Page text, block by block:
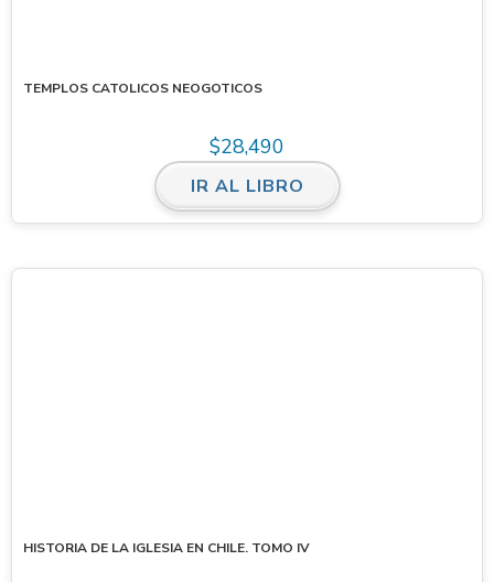
TEMPLOS CATOLICOS NEOGOTICOS
$28,490
IR AL LIBRO
HISTORIA DE LA IGLESIA EN CHILE. TOMO IV